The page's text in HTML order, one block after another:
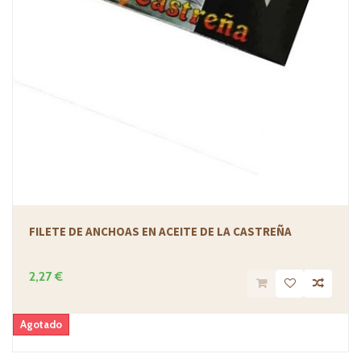
FILETE DE ANCHOAS EN ACEITE DE LA CASTREÑA
2,27 €
Agotado